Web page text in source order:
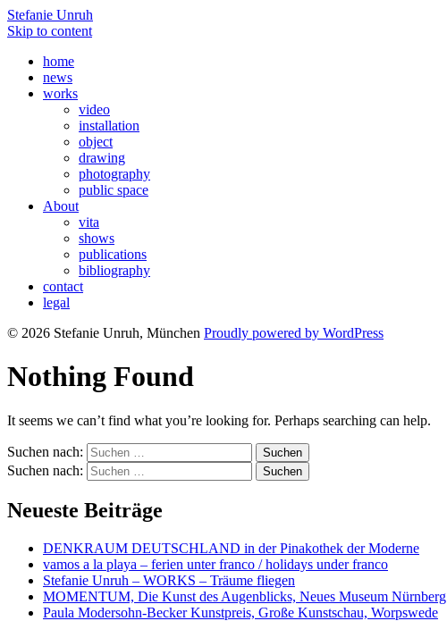
Stefanie Unruh
Skip to content
home
news
works
video
installation
object
drawing
photography
public space
About
vita
shows
publications
bibliography
contact
legal
© 2026 Stefanie Unruh, München Proudly powered by WordPress
Nothing Found
It seems we can’t find what you’re looking for. Perhaps searching can help.
Suchen nach:
Suchen nach:
Neueste Beiträge
DENKRAUM DEUTSCHLAND in der Pinakothek der Moderne
vamos a la playa – ferien unter franco / holidays under franco
Stefanie Unruh – WORKS – Träume fliegen
MOMENTUM, Die Kunst des Augenblicks, Neues Museum Nürnberg
Paula Modersohn-Becker Kunstpreis, Große Kunstschau, Worpswede